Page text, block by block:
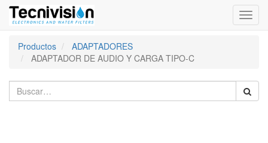
Productos
ADAPTADORES
ADAPTADOR DE AUDIO Y CARGA TIPO-C